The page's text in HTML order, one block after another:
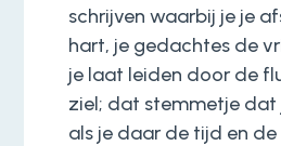
schrijven waarbij je je
hart, je gedachtes de
je laat leiden door de
ziel; dat stemmetje dat
als je daar de tijd en